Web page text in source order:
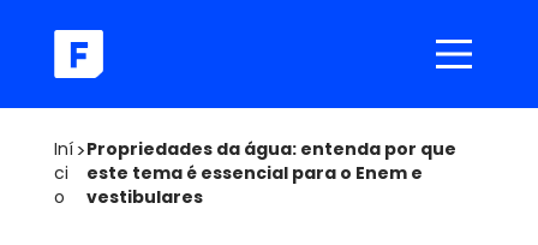
Iní
ci
o
>Propriedades da água: entenda por que
este tema é essencial para o Enem e
vestibulares